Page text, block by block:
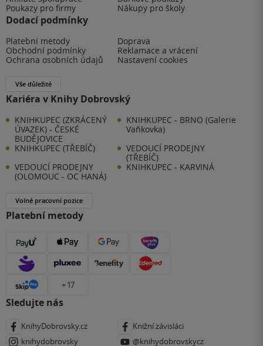
Poukazy pro firmy
Nákupy pro školy
Dodací podmínky
Platební metody
Doprava
Obchodní podmínky
Reklamace a vrácení
Ochrana osobních údajů
Nastavení cookies
Vše důležité
Kariéra v Knihy Dobrovský
KNIHKUPEC (ZKRÁCENÝ
ÚVAZEK) - ČESKÉ
BUDĚJOVICE
KNIHKUPEC - BRNO (Galerie
Vaňkovka)
KNIHKUPEC (TŘEBÍČ)
VEDOUCÍ PRODEJNY
(TŘEBÍČ)
VEDOUCÍ PRODEJNY
(OLOMOUC - OC HANÁ)
KNIHKUPEC - KARVINÁ
Volné pracovní pozice
Platební metody
+ 17
Sledujte nás
KnihyDobrovsky.cz
Knižní závisláci
knihydobrovsky
@knihydobrovskycz